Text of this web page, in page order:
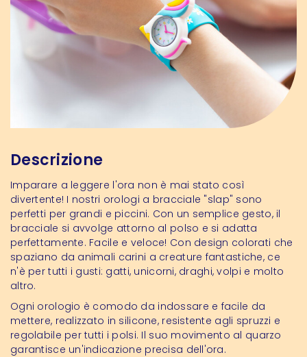
Descrizione
Imparare a leggere l'ora non è mai stato così
divertente! I nostri orologi a bracciale "slap" sono
perfetti per grandi e piccini. Con un semplice gesto, il
bracciale si avvolge attorno al polso e si adatta
perfettamente. Facile e veloce! Con design colorati che
spaziano da animali carini a creature fantastiche, ce
n'è per tutti i gusti: gatti, unicorni, draghi, volpi e molto
altro.
Ogni orologio è comodo da indossare e facile da
mettere, realizzato in silicone, resistente agli spruzzi e
regolabile per tutti i polsi. Il suo movimento al quarzo
garantisce un'indicazione precisa dell'ora.